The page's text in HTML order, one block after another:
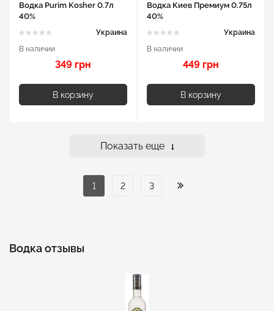
Водка Purim Kosher 0.7л
40%
Украина
В наличии
349 грн
В корзину
Водка Киев Премиум 0.75л
40%
Украина
В наличии
449 грн
В корзину
Показать еще
1 2 3
Водка отзывы